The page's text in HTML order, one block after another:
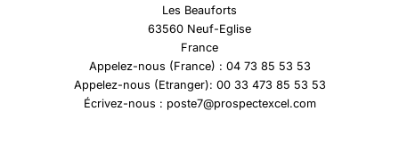
Les Beauforts
63560 Neuf-Eglise
France
Appelez-nous (France) : 04 73 85 53 53
Appelez-nous (Etranger): 00 33 473 85 53 53
Écrivez-nous : poste7@prospectexcel.com